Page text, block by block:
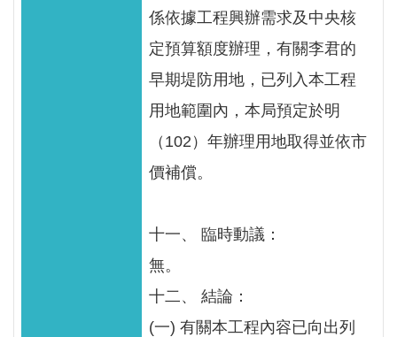
係依據工程興辦需求及中央核
定預算額度辦理，有關李君的
早期堤防用地，已列入本工程
用地範圍內，本局預定於明
（102）年辦理用地取得並依市
價補償。
十一、 臨時動議：
無。
十二、 結論：
(一) 有關本工程內容已向出列